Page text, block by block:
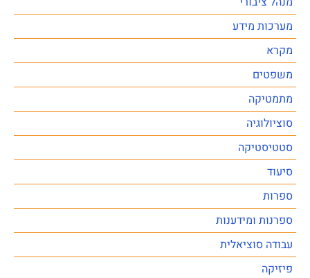
מערכות מידע
מקרא
משפטים
מתמטיקה
סוציולוגיה
סטטיסטיקה
סיעוד
ספרות
ספרנות ומידענות
עבודה סוציאלית
פיזיקה